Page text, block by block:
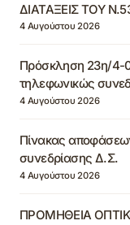
ΔΙΑΤΑΞΕΙΣ ΤΟΥ
4 Αυγούστου 2026
Πρόσκληση 23η/4-
τηλεφωνικώς
4 Αυγούστου 2026
Πίνακας
συνεδρίασης Δ.Σ.
4 Αυγούστου 2026
ΠΡΟΜΗΘΕΙΑ